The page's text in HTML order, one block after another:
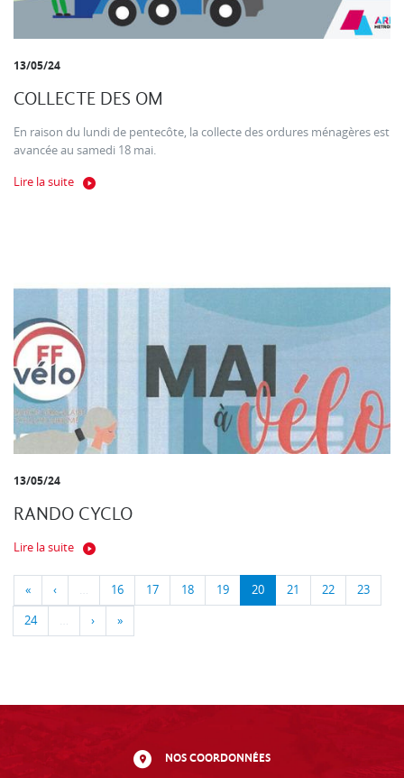
13/05/24
COLLECTE DES OM
En raison du lundi de pentecôte, la collecte des ordures ménagères est
avancée au samedi 18 mai.
Lire la suite
13/05/24
RANDO CYCLO
Lire la suite
« ‹ … 16 17 18 19 20 21 22 23
24 … › »
NOS COORDONNÉES